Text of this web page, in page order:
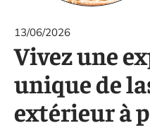
13/06/2026
Vivez une
unique de
extérieur à